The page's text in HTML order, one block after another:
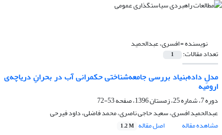
نویسنده =افسری، عبدالحمید
تعداد مقالات: 1
مدلِ داده‌بنیاد بررسی جامعه‌شناختی حکمرانی آب در بحرانِ دریاچه‌ی
ارومیه
دوره 7، شماره 25، زمستان 1396، صفحه
53-72
عبدالحمید افسری، سعید حاجی ناصری، محمد فاضلی، داود فیرحی
مشاهده مقاله
اصل مقاله 1.2 M